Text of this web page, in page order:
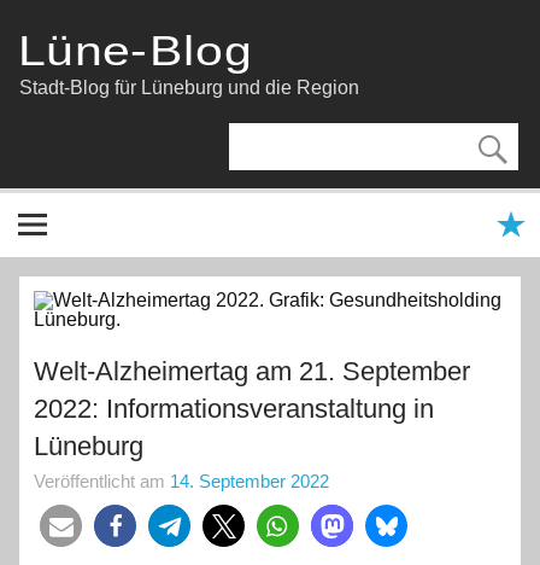
springen
Lüne-Blog
Stadt-Blog für Lüneburg und die Region
Welt-Alzheimertag am 21. September
2022: Informationsveranstaltung in
Lüneburg
Veröffentlicht am 14. September 2022